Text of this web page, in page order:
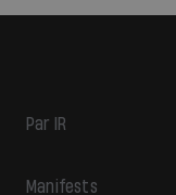
Par IR
Manifests